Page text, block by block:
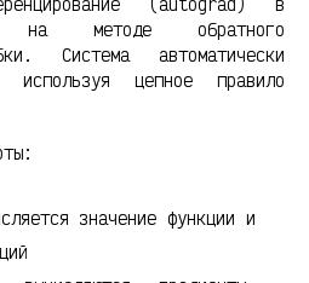
на методе обратного
Система автоматически
используя цепное правило
значение функции и